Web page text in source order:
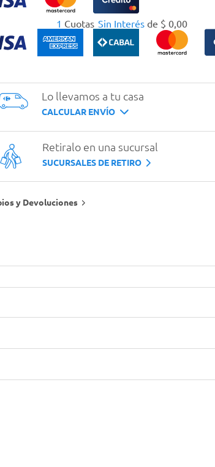
1 Cuotas Sin Interésde $ 0,00
Lo llevamos a tu casa
CALCULAR ENVÍO
Retiralo en una sucursal
SUCURSALES DE RETIRO
y Devoluciones